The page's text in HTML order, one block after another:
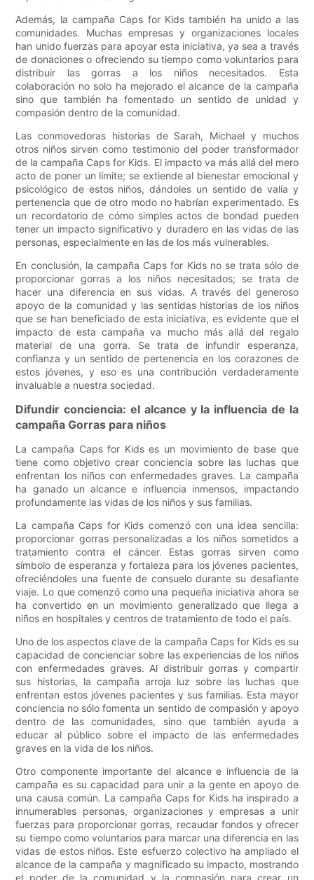
Además, la campaña Caps for Kids también ha unido a las
comunidades. Muchas empresas y organizaciones locales
han unido fuerzas para apoyar esta iniciativa, ya sea a través
de donaciones o ofreciendo su tiempo como voluntarios para
distribuir las gorras a los niños necesitados. Esta
colaboración no solo ha mejorado el alcance de la campaña
sino que también ha fomentado un sentido de unidad y
compasión dentro de la comunidad.
Las conmovedoras historias de Sarah, Michael y muchos
otros niños sirven como testimonio del poder transformador
de la campaña Caps for Kids. El impacto va más allá del mero
acto de poner un límite; se extiende al bienestar emocional y
psicológico de estos niños, dándoles un sentido de valía y
pertenencia que de otro modo no habrían experimentado. Es
un recordatorio de cómo simples actos de bondad pueden
tener un impacto significativo y duradero en las vidas de las
personas, especialmente en las de los más vulnerables.
En conclusión, la campaña Caps for Kids no se trata sólo de
proporcionar gorras a los niños necesitados; se trata de
hacer una diferencia en sus vidas. A través del generoso
apoyo de la comunidad y las sentidas historias de los niños
que se han beneficiado de esta iniciativa, es evidente que el
impacto de esta campaña va mucho más allá del regalo
material de una gorra. Se trata de infundir esperanza,
confianza y un sentido de pertenencia en los corazones de
estos jóvenes, y eso es una contribución verdaderamente
invaluable a nuestra sociedad.
Difundir conciencia: el alcance y la influencia de la
campaña Gorras para niños
La campaña Caps for Kids es un movimiento de base que
tiene como objetivo crear conciencia sobre las luchas que
enfrentan los niños con enfermedades graves. La campaña
ha ganado un alcance e influencia inmensos, impactando
profundamente las vidas de los niños y sus familias.
La campaña Caps for Kids comenzó con una idea sencilla:
proporcionar gorras personalizadas a los niños sometidos a
tratamiento contra el cáncer. Estas gorras sirven como
símbolo de esperanza y fortaleza para los jóvenes pacientes,
ofreciéndoles una fuente de consuelo durante su desafiante
viaje. Lo que comenzó como una pequeña iniciativa ahora se
ha convertido en un movimiento generalizado que llega a
niños en hospitales y centros de tratamiento de todo el país.
Uno de los aspectos clave de la campaña Caps for Kids es su
capacidad de concienciar sobre las experiencias de los niños
con enfermedades graves. Al distribuir gorras y compartir
sus historias, la campaña arroja luz sobre las luchas que
enfrentan estos jóvenes pacientes y sus familias. Esta mayor
conciencia no sólo fomenta un sentido de compasión y apoyo
dentro de las comunidades, sino que también ayuda a
educar al público sobre el impacto de las enfermedades
graves en la vida de los niños.
Otro componente importante del alcance e influencia de la
campaña es su capacidad para unir a la gente en apoyo de
una causa común. La campaña Caps for Kids ha inspirado a
innumerables personas, organizaciones y empresas a unir
fuerzas para proporcionar gorras, recaudar fondos y ofrecer
su tiempo como voluntarios para marcar una diferencia en las
vidas de estos niños. Este esfuerzo colectivo ha ampliado el
alcance de la campaña y magnificado su impacto, mostrando